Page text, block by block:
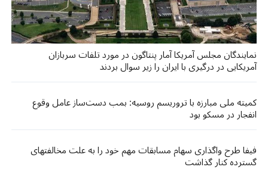
نمایندگان مجلس آمریکا آمار پنتاگون در مورد تلفات سربازان
آمریکایی در درگیری با ایران را زیر سوال بردند
کمیته ملی مبارزه با تروریسم روسیه: بمب دست‌ساز عامل وقوع
انفجار در مسکو بود
فیفا طرح واگذاری سهام مسابقات مهم خود را به علت مخالفتهای
گسترده کنار گذاشت